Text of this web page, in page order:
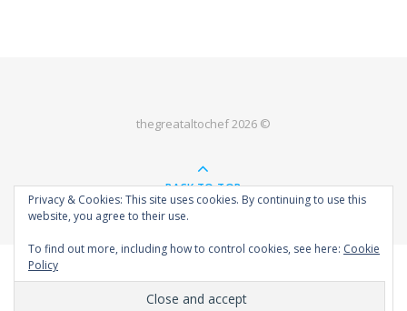
thegreataltochef 2026 ©
BACK TO TOP
Privacy & Cookies: This site uses cookies. By continuing to use this
website, you agree to their use.
To find out more, including how to control cookies, see here: Cookie
Policy